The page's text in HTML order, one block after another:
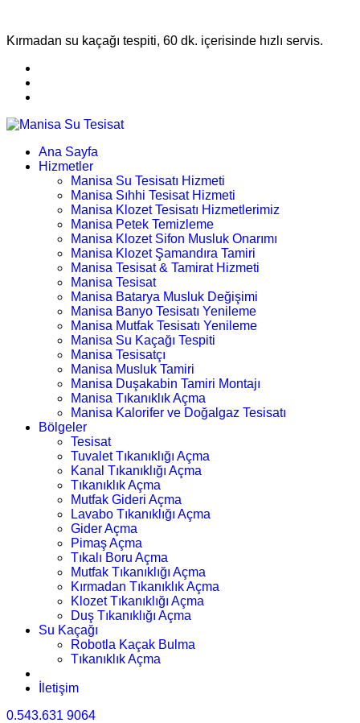
Kırmadan su kaçağı tespiti, 60 dk. içerisinde hızlı servis.
Ana Sayfa
Hizmetler
Manisa Su Tesisatı Hizmeti
Manisa Sıhhi Tesisat Hizmeti
Manisa Klozet Tesisatı Hizmetlerimiz
Manisa Petek Temizleme
Manisa Klozet Sifon Musluk Onarımı
Manisa Klozet Şamandıra Tamiri
Manisa Tesisat & Tamirat Hizmeti
Manisa Tesisat
Manisa Batarya Musluk Değişimi
Manisa Banyo Tesisatı Yenileme
Manisa Mutfak Tesisatı Yenileme
Manisa Su Kaçağı Tespiti
Manisa Tesisatçı
Manisa Musluk Tamiri
Manisa Duşakabin Tamiri Montajı
Manisa Tıkanıklık Açma
Manisa Kalorifer ve Doğalgaz Tesisatı
Bölgeler
Tesisat
Tuvalet Tıkanıklığı Açma
Kanal Tıkanıklığı Açma
Tıkanıklık Açma
Mutfak Gideri Açma
Lavabo Tıkanıklığı Açma
Gider Açma
Pimaş Açma
Tıkalı Boru Açma
Mutfak Tıkanıklığı Açma
Kırmadan Tıkanıklık Açma
Klozet Tıkanıklığı Açma
Duş Tıkanıklığı Açma
Su Kaçağı
Robotla Kaçak Bulma
Tıkanıklık Açma
İletişim
0.543.631 9064